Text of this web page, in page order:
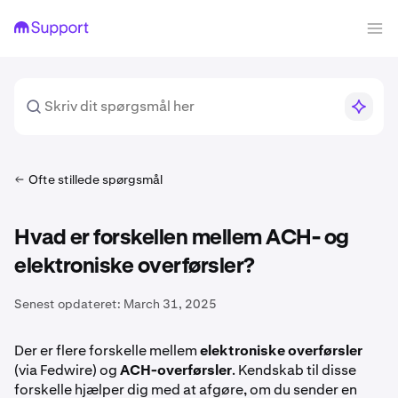
Ofte stillede spørgsmål
Hvad er forskellen mellem ACH- og
elektroniske overførsler?
Senest opdateret: March 31, 2025
Der er flere forskelle mellemelektroniske overførsler
(via Fedwire) ogACH-overførsler. Kendskab til disse
forskelle hjælper dig med at afgøre, om du sender en